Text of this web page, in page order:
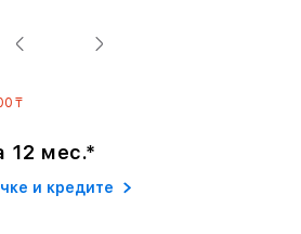
₸
12 мес.*
и кредите